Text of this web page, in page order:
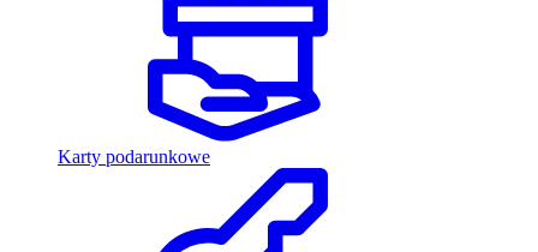
Karty podarunkowe